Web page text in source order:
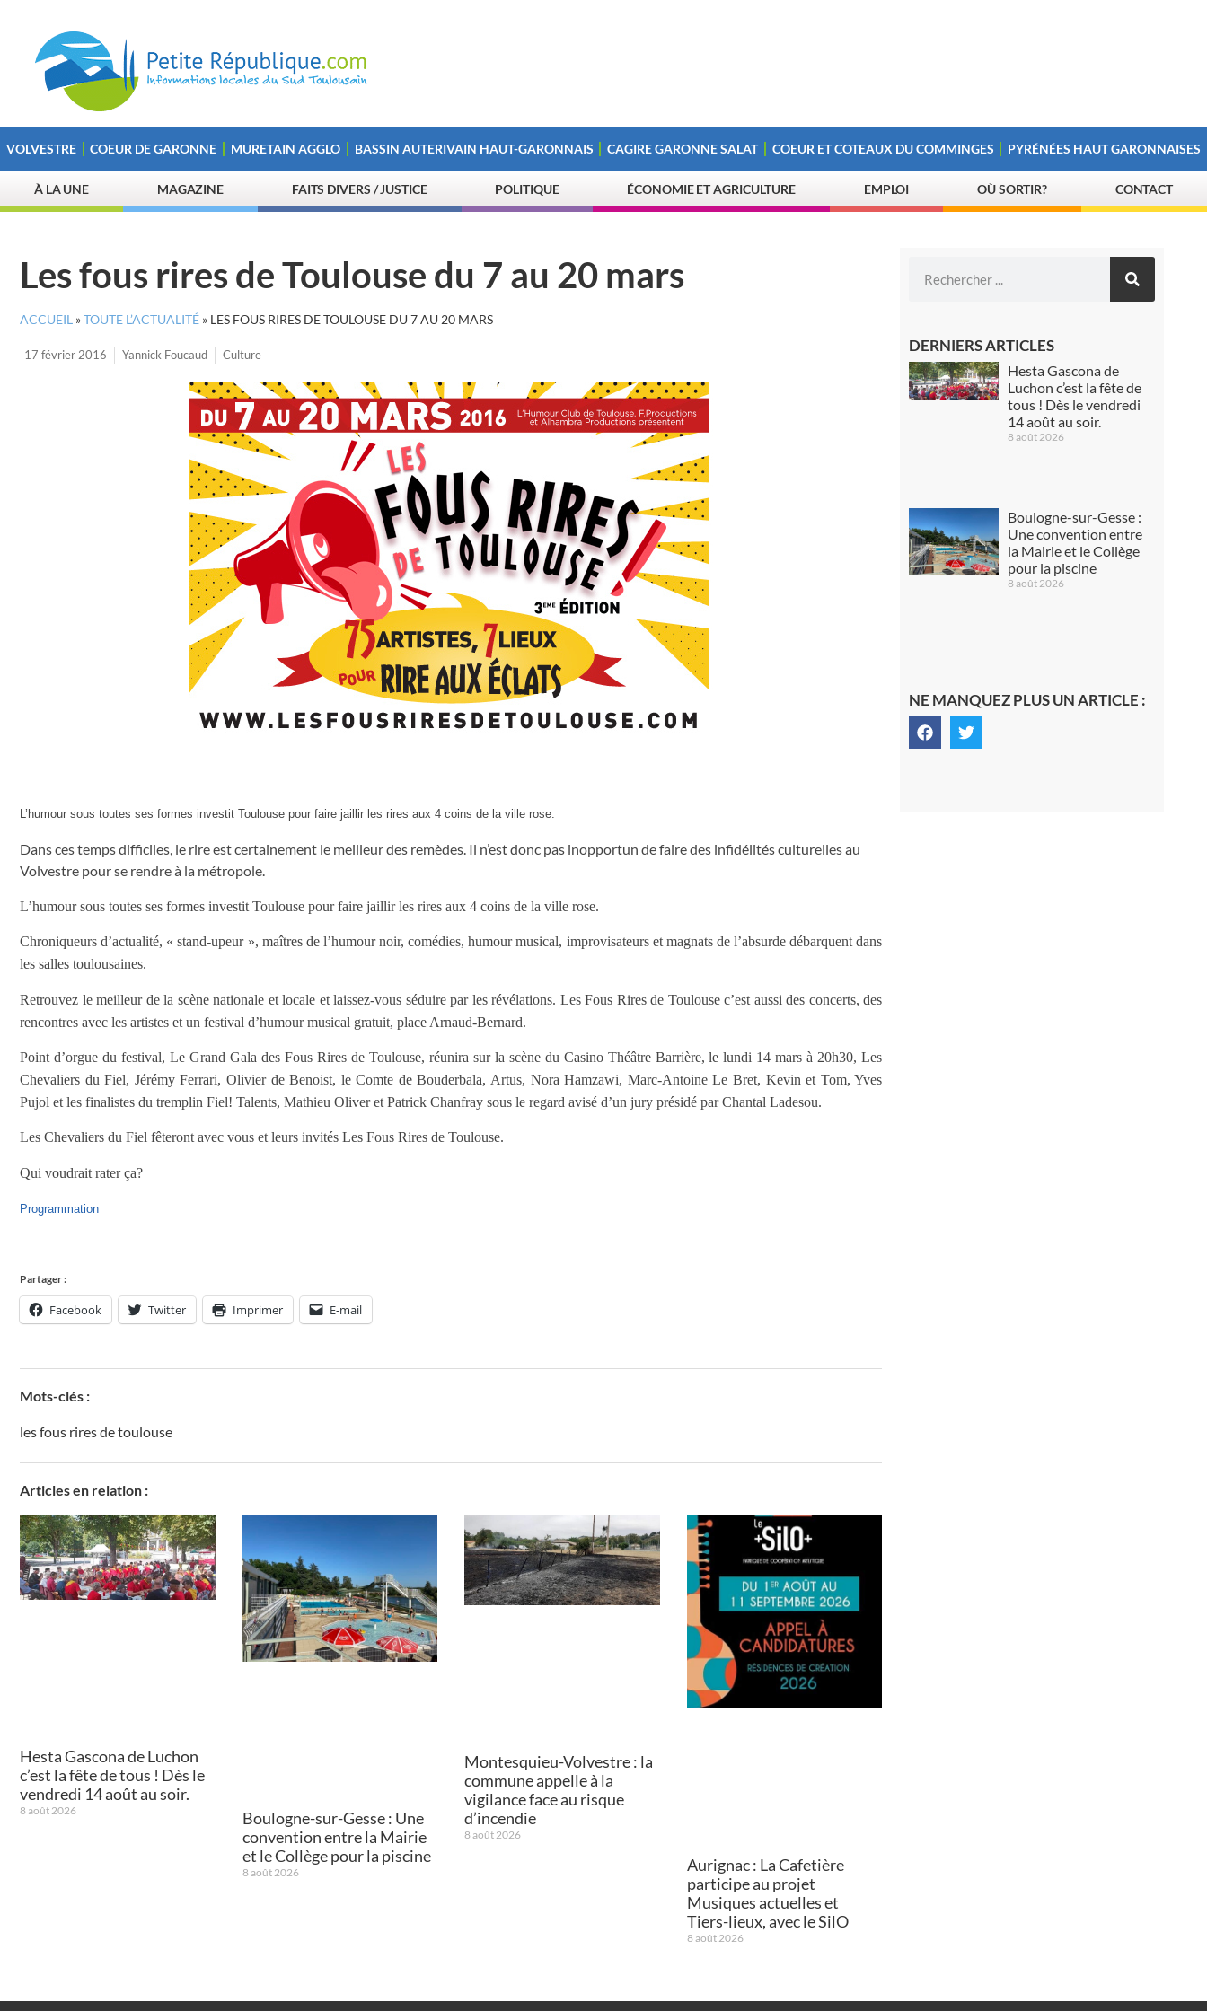
VOLVESTRE COEUR DE GARONNE MURETAIN AGGLO BASSIN AUTERIVAIN HAUT-GARONNAIS CAGIRE GARONNE SALAT COEUR ET COTEAUX DU COMMINGES PYRÉNÉES HAUT GARONNAISES
À LA UNE MAGAZINE FAITS DIVERS / JUSTICE POLITIQUE ÉCONOMIE ET AGRICULTURE EMPLOI OÙ SORTIR? CONTACT
Les fous rires de Toulouse du 7 au 20 mars
ACCUEIL »TOUTE L’ACTUALITÉ » LES FOUS RIRES DE TOULOUSE DU 7 AU 20 MARS
17 février 2016 Yannick Foucaud Culture
L’humour sous toutes ses formes investit Toulouse pour faire jaillir les rires aux 4 coins de la ville rose.
Dans ces temps difficiles, le rire est certainement le meilleur des remèdes. Il n’est donc pas inopportun de faire des infidélités culturelles au
Volvestre pour se rendre à la métropole.
L’humour sous toutes ses formes investit Toulouse pour faire jaillir les rires aux 4 coins de la ville rose.
Chroniqueurs d’actualité, « stand-upeur », maîtres de l’humour noir, comédies, humour musical, improvisateurs et magnats de l’absurde débarquent dans
les salles toulousaines.
Retrouvez le meilleur de la scène nationale et locale et laissez-vous séduire par les révélations. Les Fous Rires de Toulouse c’est aussi des concerts, des
rencontres avec les artistes et un festival d’humour musical gratuit, place Arnaud-Bernard.
Point d’orgue du festival, Le Grand Gala des Fous Rires de Toulouse, réunira sur la scène du Casino Théâtre Barrière, le lundi 14 mars à 20h30, Les
Chevaliers du Fiel, Jérémy Ferrari, Olivier de Benoist, le Comte de Bouderbala, Artus, Nora Hamzawi, Marc-Antoine Le Bret, Kevin et Tom, Yves
Pujol et les finalistes du tremplin Fiel! Talents, Mathieu Oliver et Patrick Chanfray sous le regard avisé d’un jury présidé par Chantal Ladesou.
Les Chevaliers du Fiel fêteront avec vous et leurs invités Les Fous Rires de Toulouse.
Qui voudrait rater ça?
Programmation
Partager :
Facebook Twitter Imprimer E-mail
Mots-clés :
les fous rires de toulouse
Articles en relation :
Hesta Gascona de Luchon
c’est la fête de tous ! Dès le
vendredi 14 août au soir.
8 août 2026
Boulogne-sur-Gesse : Une
convention entre la Mairie
et le Collège pour la piscine
8 août 2026
Montesquieu-Volvestre : la
commune appelle à la
vigilance face au risque
d’incendie
8 août 2026
Aurignac : La Cafetière
participe au projet
Musiques actuelles et
Tiers-lieux, avec le SilO
8 août 2026
DERNIERS ARTICLES
Hesta Gascona de
Luchon c’est la fête de
tous ! Dès le vendredi
14 août au soir.
8 août 2026
Boulogne-sur-Gesse :
Une convention entre
la Mairie et le Collège
pour la piscine
8 août 2026
NE MANQUEZ PLUS UN ARTICLE :